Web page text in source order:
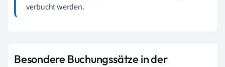
verbucht werden.
Besondere Buchungssätze in der